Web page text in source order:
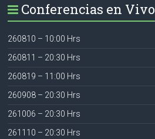
Conferencias en Vivo
260810 – 10:00 Hrs
260811 – 20:30 Hrs
260819 – 11:00 Hrs
260908 – 20:30 Hrs
261006 – 20:30 Hrs
261110 – 20:30 Hrs